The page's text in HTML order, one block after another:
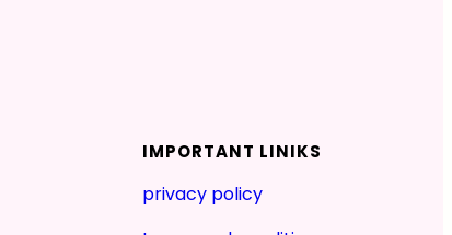
IMPORTANT LINIKS
privacy policy